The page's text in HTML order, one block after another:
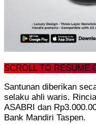
SCROLL TO RESUME
Santunan diberikan
selaku ahli waris.
ASABRI dan
Bank Mandiri Taspen.